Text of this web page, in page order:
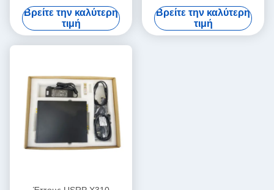
160MHz εύρος ζώνης 2T2R
Xilinx Kintex-7 410T
Βρείτε την καλύτερη
τιμή
Βρείτε την καλύτερη
τιμή